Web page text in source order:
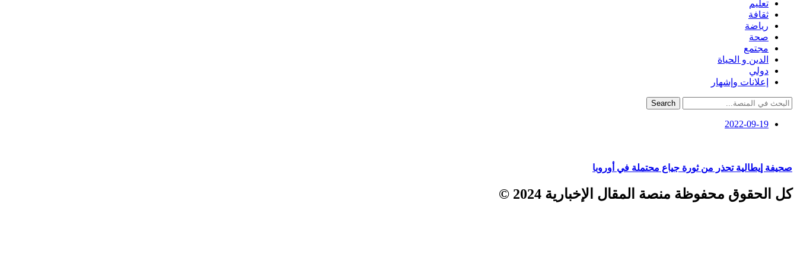
تعليم
ثقافة
رياضة
صحة
مجتمع
الدين و الحياة
دولي
إعلانات وإشهار
Search
2022-09-19
صحيفة إيطالية تحذر من ثورة جياع محتملة في أوروبا
كل الحقوق محفوظة منصة المقال الإخبارية 2024 ©